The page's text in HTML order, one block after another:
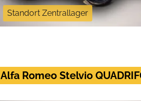
Standort Zentrallager
Alfa Romeo Stelvio